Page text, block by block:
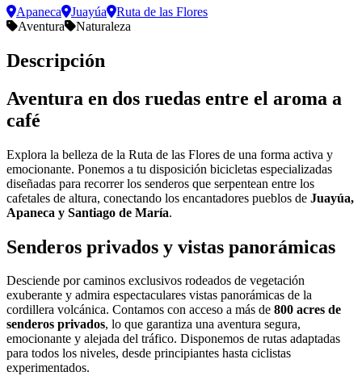
Apaneca
Juayúa
Ruta de las Flores
Aventura
Naturaleza
Descripción
Aventura en dos ruedas entre el aroma a
café
Explora la belleza de la Ruta de las Flores de una forma activa y
emocionante. Ponemos a tu disposición bicicletas especializadas
diseñadas para recorrer los senderos que serpentean entre los
cafetales de altura, conectando los encantadores pueblos de Juayúa,
Apaneca y Santiago de María.
Senderos privados y vistas panorámicas
Desciende por caminos exclusivos rodeados de vegetación
exuberante y admira espectaculares vistas panorámicas de la
cordillera volcánica. Contamos con acceso a más de 800 acres de
senderos privados, lo que garantiza una aventura segura,
emocionante y alejada del tráfico. Disponemos de rutas adaptadas
para todos los niveles, desde principiantes hasta ciclistas
experimentados.